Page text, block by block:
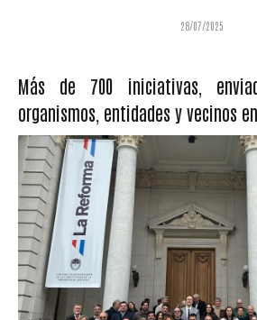
28/07/2025
Más de 700 iniciativas,
organismos, entidades y vecinos